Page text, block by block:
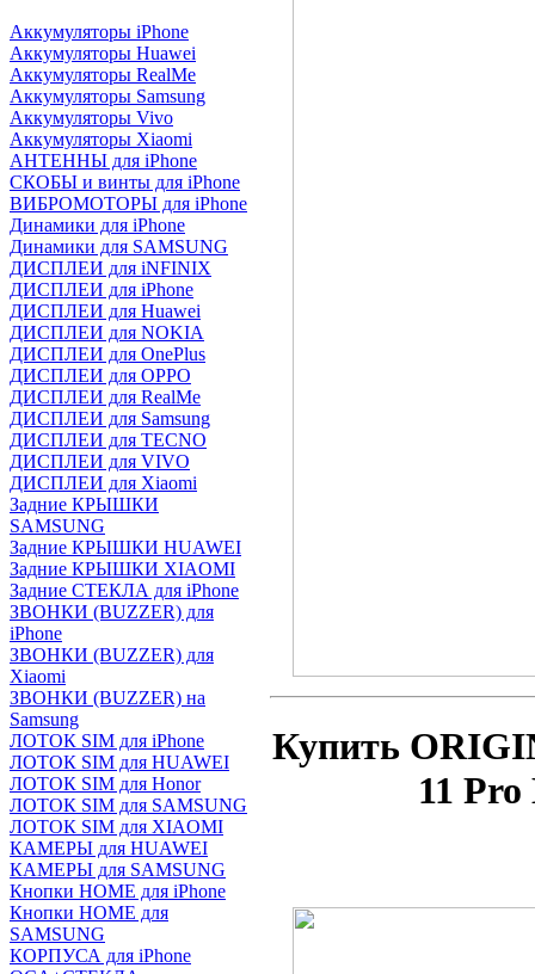
Аккумуляторы iPhone
Аккумуляторы Huawei
Аккумуляторы RealMe
Аккумуляторы Samsung
Аккумуляторы Vivo
Аккумуляторы Xiaomi
АНТЕННЫ для iPhone
СКОБЫ и винты для iPhone
ВИБРОМОТОРЫ для iPhone
Динамики для iPhone
Динамики для SAMSUNG
ДИСПЛЕИ для iNFINIX
ДИСПЛЕИ для iPhone
ДИСПЛЕИ для Huawei
ДИСПЛЕИ для NOKIA
ДИСПЛЕИ для OnePlus
ДИСПЛЕИ для OPPO
ДИСПЛЕИ для RealMe
ДИСПЛЕИ для Samsung
ДИСПЛЕИ для TECNO
ДИСПЛЕИ для VIVO
ДИСПЛЕИ для Xiaomi
Задние КРЫШКИ
SAMSUNG
Задние КРЫШКИ HUAWEI
Задние КРЫШКИ XIAOMI
Задние СТЕКЛА для iPhone
ЗВОНКИ (BUZZER) для
iPhone
ЗВОНКИ (BUZZER) для
Xiaomi
ЗВОНКИ (BUZZER) на
Samsung
ЛОТОК SIM для iPhone
ЛОТОК SIM для HUAWEI
ЛОТОК SIM для Honor
ЛОТОК SIM для SAMSUNG
ЛОТОК SIM для XIAOMI
КАМЕРЫ для HUAWEI
КАМЕРЫ для SAMSUNG
Кнопки HOME для iPhone
Кнопки HOME для
SAMSUNG
КОРПУСА для iPhone
Купить
11